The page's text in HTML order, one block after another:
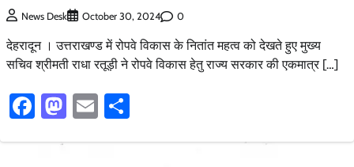
News Desk October 30, 2024 0
देहरादून । उत्तराखण्ड में रोपवे विकास के नितांत महत्व को देखते हुए मुख्य
सचिव श्रीमती राधा रतूड़ी ने रोपवे विकास हेतु राज्य सरकार की एकमात्र […]
Facebook
Mastodon
Email